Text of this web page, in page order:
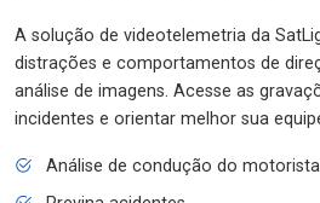
A solução de videotelemetria da
distrações e comportamentos de
análise de imagens. Acesse as
incidentes e orientar melhor sua
Análise de condução do motorista